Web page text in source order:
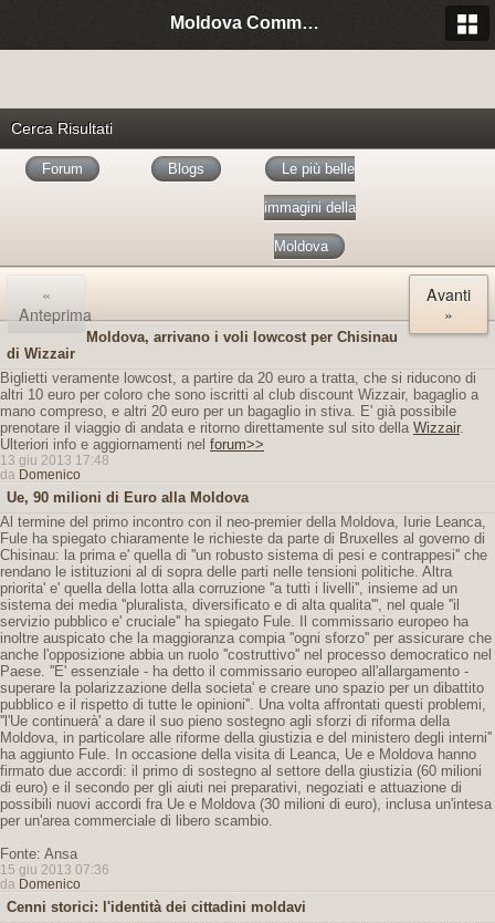
Moldova Community Italia
Cerca Risultati
Forum Blogs Le più belle
immagini della
Moldova
«
Anteprima
Avanti
»
Moldova, arrivano i voli lowcost per Chisinau
di Wizzair
Biglietti veramente lowcost, a partire da 20 euro a tratta, che si riducono di
altri 10 euro per coloro che sono iscritti al club discount Wizzair, bagaglio a
mano compreso, e altri 20 euro per un bagaglio in stiva. E' già possibile
prenotare il viaggio di andata e ritorno direttamente sul sito della Wizzair.
Ulteriori info e aggiornamenti nel forum>>
13 giu 2013 17:48
da Domenico
Ue, 90 milioni di Euro alla Moldova
Al termine del primo incontro con il neo-premier della Moldova, Iurie Leanca,
Fule ha spiegato chiaramente le richieste da parte di Bruxelles al governo di
Chisinau: la prima e' quella di ''un robusto sistema di pesi e contrappesi'' che
rendano le istituzioni al di sopra delle parti nelle tensioni politiche. Altra
priorita' e' quella della lotta alla corruzione ''a tutti i livelli'', insieme ad un
sistema dei media ''pluralista, diversificato e di alta qualita''', nel quale ''il
servizio pubblico e' cruciale'' ha spiegato Fule. Il commissario europeo ha
inoltre auspicato che la maggioranza compia ''ogni sforzo'' per assicurare che
anche l'opposizione abbia un ruolo ''costruttivo'' nel processo democratico nel
Paese. ''E' essenziale - ha detto il commissario europeo all'allargamento -
superare la polarizzazione della societa' e creare uno spazio per un dibattito
pubblico e il rispetto di tutte le opinioni''. Una volta affrontati questi problemi,
''l'Ue continuerà' a dare il suo pieno sostegno agli sforzi di riforma della
Moldova, in particolare alle riforme della giustizia e del ministero degli interni''
ha aggiunto Fule. In occasione della visita di Leanca, Ue e Moldova hanno
firmato due accordi: il primo di sostegno al settore della giustizia (60 milioni
di euro) e il secondo per gli aiuti nei preparativi, negoziati e attuazione di
possibili nuovi accordi fra Ue e Moldova (30 milioni di euro), inclusa un'intesa
per un'area commerciale di libero scambio.
Fonte: Ansa
15 giu 2013 07:36
da Domenico
Cenni storici: l'identità dei cittadini moldavi